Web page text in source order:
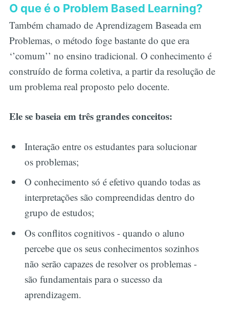
O que é o Problem Based Learning?
Também chamado de Aprendizagem Baseada em
Problemas, o método foge bastante do que era
‘’comum’’ no ensino tradicional. O conhecimento é
construído de forma coletiva, a partir da resolução de
um problema real proposto pelo docente.
Ele se baseia em três grandes conceitos:
Interação entre os estudantes para solucionar
os problemas;
O conhecimento só é efetivo quando todas as
interpretações são compreendidas dentro do
grupo de estudos;
Os conflitos cognitivos - quando o aluno
percebe que os seus conhecimentos sozinhos
não serão capazes de resolver os problemas -
são fundamentais para o sucesso da
aprendizagem.